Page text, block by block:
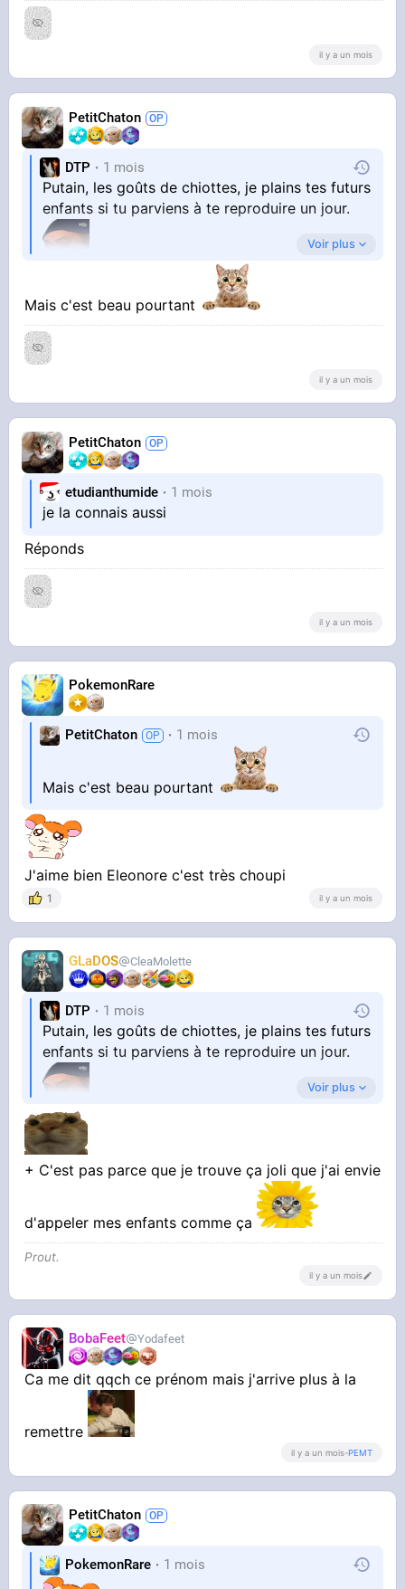
il y a un mois
PetitChaton
DTP 1 mois
Putain, les goûts de chiottes, je plains tes futurs
enfants si tu parviens à te reproduire un jour.
Voir plus
Mais c'est beau pourtant
il y a un mois
PetitChaton
etudianthumide 1 mois
je la connais aussi
Réponds
il y a un mois
PokemonRare
PetitChaton 1 mois
Mais c'est beau pourtant
J'aime bien Eleonore c'est très choupi
1 il y a un mois
GLaDOS CleaMolette
DTP 1 mois
Putain, les goûts de chiottes, je plains tes futurs
enfants si tu parviens à te reproduire un jour.
Voir plus
+ C'est pas parce que je trouve ça joli que j'ai envie
d'appeler mes enfants comme ça
Prout.
il y a un mois
BobaFeet Yodafeet
Ca me dit qqch ce prénom mais j'arrive plus à la
remettre
il y a un mois-PEMT
PetitChaton
PokemonRare 1 mois